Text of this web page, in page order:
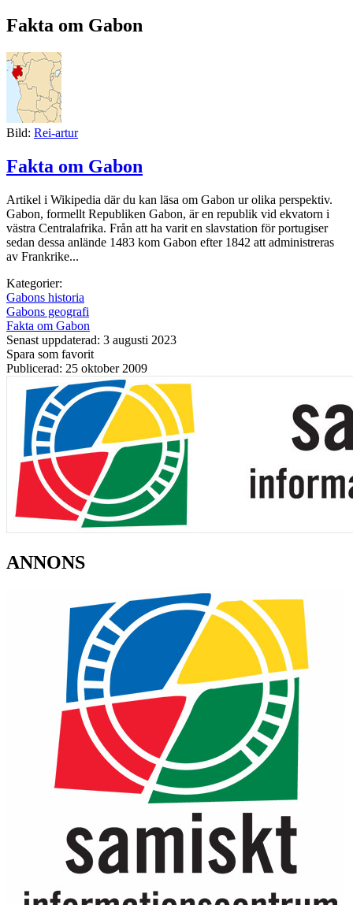
Fakta om Gabon
Bild: Rei-artur
Fakta om Gabon
Artikel i Wikipedia där du kan läsa om Gabon ur olika perspektiv.
Gabon, formellt Republiken Gabon, är en republik vid ekvatorn i
västra Centralafrika. Från att ha varit en slavstation för portugiser
sedan dessa anlände 1483 kom Gabon efter 1842 att administreras
av Frankrike...
Kategorier:
Gabons historia
Gabons geografi
Fakta om Gabon
Senast uppdaterad: 3 augusti 2023
Spara som favorit
Publicerad: 25 oktober 2009
ANNONS